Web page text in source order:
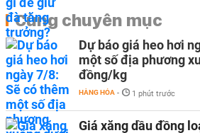
Cùng chuyên mục
Dự báo giá heo hơi
một số địa phương
đồng/kg
HÀNG HÓA - 1 phút trước
Giá xăng dầu đồng